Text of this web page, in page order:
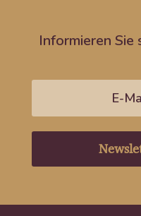
Informieren Sie